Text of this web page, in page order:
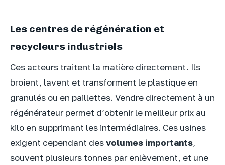
Les centres de régénération et
recycleurs industriels
Ces acteurs traitent la matière directement. Ils
broient, lavent et transforment le plastique en
granulés ou en paillettes. Vendre directement à un
régénérateur permet d’obtenir le meilleur prix au
kilo en supprimant les intermédiaires. Ces usines
exigent cependant desvolumes importants,
souvent plusieurs tonnes par enlèvement, et une